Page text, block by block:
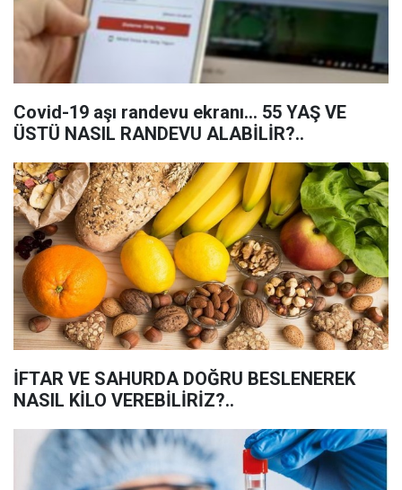
Covid-19 aşı randevu ekranı... 55 YAŞ VE
ÜSTÜ NASIL RANDEVU ALABİLİR?..
İFTAR VE SAHURDA DOĞRU BESLENEREK
NASIL KİLO VEREBİLİRİZ?..